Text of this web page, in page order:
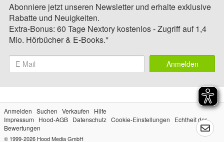
Abonniere jetzt unseren Newsletter und erhalte exklusive
Rabatte und Neuigkeiten.
Extra-Bonus: 60 Tage Nextory kostenlos - Zugriff auf 1,4
Mio. Hörbücher & E-Books.*
Anmelden
Anmelden Suchen Verkaufen
Hilfe
Impressum
Hood-AGB Datenschutz Cookie-Einstellungen
Echtheit der
Bewertungen
© 1999-2026 Hood Media GmbH